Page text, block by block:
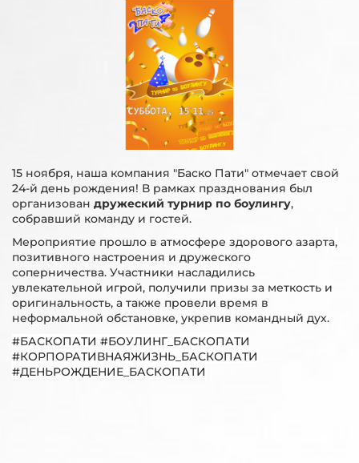
15 ноября, наша компания "Баско Пати" отмечает свой
24-й день рождения! В рамках празднования был
организован дружеский турнир по боулингу,
собравший команду и гостей.
Мероприятие прошло в атмосфере здорового азарта,
позитивного настроения и дружеского
соперничества. Участники насладились
увлекательной игрой, получили призы за меткость и
оригинальность, а также провели время в
неформальной обстановке, укрепив командный дух.
#БАСКОПАТИ #БОУЛИНГ_БАСКОПАТИ
#КОРПОРАТИВНАЯЖИЗНЬ_БАСКОПАТИ
#ДЕНЬРОЖДЕНИЕ_БАСКОПАТИ